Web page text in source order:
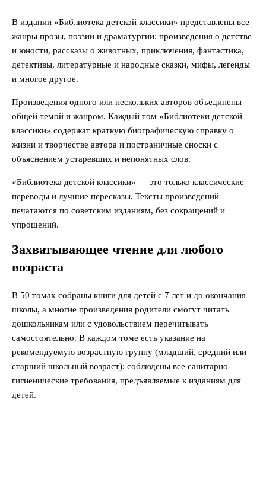
В издании «Библиотека детской классики» представлены все
жанры прозы, поэзии и драматургии: произведения о детстве
и юности, рассказы о животных, приключения, фантастика,
детективы, литературные и народные сказки, мифы, легенды
и многое другое.
Произведения одного или нескольких авторов объединены
общей темой и жанром. Каждый том «Библиотеки детской
классики» содержат краткую биографическую справку о
жизни и творчестве автора и постраничные сноски с
объяснением устаревших и непонятных слов.
«Библиотека детской классики» — это только классические
переводы и лучшие пересказы. Тексты произведений
печатаются по советским изданиям, без сокращений и
упрощений.
Захватывающее чтение для любого
возраста
В 50 томах собраны книги для детей с 7 лет и до окончания
школы, а многие произведения родители смогут читать
дошкольникам или с удовольствием перечитывать
самостоятельно. В каждом томе есть указание на
рекомендуемую возрастную группу (младший, средний или
старший школьный возраст); соблюдены все санитарно-
гигиенические требования, предъявляемые к изданиям для
детей.